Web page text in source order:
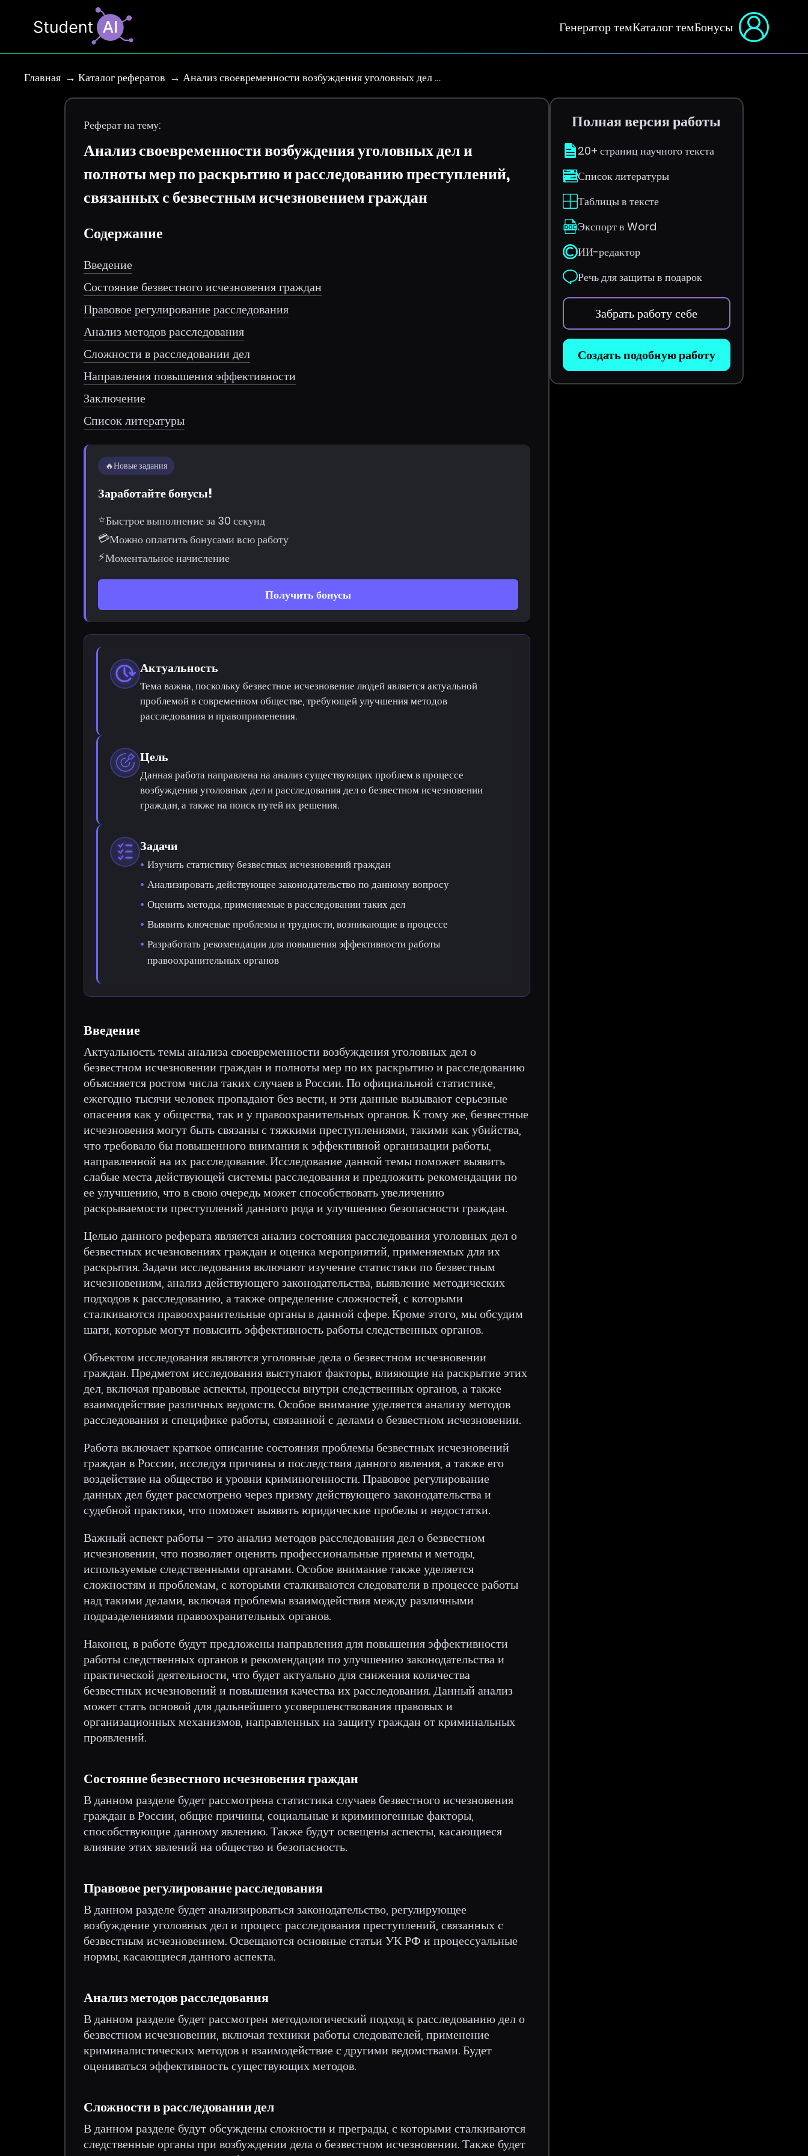
Генератор темКаталог темБонусы
Главная Каталог рефератов Анализ своевременности возбуждения уголовных дел …
Реферат на тему:
Анализ своевременности возбуждения уголовных дел и
полноты мер по раскрытию и расследованию преступлений,
связанных с безвестным исчезновением граждан
Содержание
Введение
Состояние безвестного исчезновения граждан
Правовое регулирование расследования
Анализ методов расследования
Сложности в расследовании дел
Направления повышения эффективности
Заключение
Список литературы
🔥Новые задания
Заработайте бонусы!
⭐Быстрое выполнение за 30 секунд
💳Можно оплатить бонусами всю работу
⚡Моментальное начисление
Получить бонусы
Актуальность
Тема важна, поскольку безвестное исчезновение людей является актуальной
проблемой в современном обществе, требующей улучшения методов
расследования и правоприменения.
Цель
Данная работа направлена на анализ существующих проблем в процессе
возбуждения уголовных дел и расследования дел о безвестном исчезновении
граждан, а также на поиск путей их решения.
Задачи
Изучить статистику безвестных исчезновений граждан
Анализировать действующее законодательство по данному вопросу
Оценить методы, применяемые в расследовании таких дел
Выявить ключевые проблемы и трудности, возникающие в процессе
Разработать рекомендации для повышения эффективности работы
правоохранительных органов
Введение
Актуальность темы анализа своевременности возбуждения уголовных дел о
безвестном исчезновении граждан и полноты мер по их раскрытию и расследованию
объясняется ростом числа таких случаев в России. По официальной статистике,
ежегодно тысячи человек пропадают без вести, и эти данные вызывают серьезные
опасения как у общества, так и у правоохранительных органов. К тому же, безвестные
исчезновения могут быть связаны с тяжкими преступлениями, такими как убийства,
что требовало бы повышенного внимания к эффективной организации работы,
направленной на их расследование. Исследование данной темы поможет выявить
слабые места действующей системы расследования и предложить рекомендации по
ее улучшению, что в свою очередь может способствовать увеличению
раскрываемости преступлений данного рода и улучшению безопасности граждан.
Целью данного реферата является анализ состояния расследования уголовных дел о
безвестных исчезновениях граждан и оценка мероприятий, применяемых для их
раскрытия. Задачи исследования включают изучение статистики по безвестным
исчезновениям, анализ действующего законодательства, выявление методических
подходов к расследованию, а также определение сложностей, с которыми
сталкиваются правоохранительные органы в данной сфере. Кроме этого, мы обсудим
шаги, которые могут повысить эффективность работы следственных органов.
Объектом исследования являются уголовные дела о безвестном исчезновении
граждан. Предметом исследования выступают факторы, влияющие на раскрытие этих
дел, включая правовые аспекты, процессы внутри следственных органов, а также
взаимодействие различных ведомств. Особое внимание уделяется анализу методов
расследования и специфике работы, связанной с делами о безвестном исчезновении.
Работа включает краткое описание состояния проблемы безвестных исчезновений
граждан в России, исследуя причины и последствия данного явления, а также его
воздействие на общество и уровни криминогенности. Правовое регулирование
данных дел будет рассмотрено через призму действующего законодательства и
судебной практики, что поможет выявить юридические пробелы и недостатки.
Важный аспект работы – это анализ методов расследования дел о безвестном
исчезновении, что позволяет оценить профессиональные приемы и методы,
используемые следственными органами. Особое внимание также уделяется
сложностям и проблемам, с которыми сталкиваются следователи в процессе работы
над такими делами, включая проблемы взаимодействия между различными
подразделениями правоохранительных органов.
Наконец, в работе будут предложены направления для повышения эффективности
работы следственных органов и рекомендации по улучшению законодательства и
практической деятельности, что будет актуально для снижения количества
безвестных исчезновений и повышения качества их расследования. Данный анализ
может стать основой для дальнейшего усовершенствования правовых и
организационных механизмов, направленных на защиту граждан от криминальных
проявлений.
Состояние безвестного исчезновения граждан
В данном разделе будет рассмотрена статистика случаев безвестного исчезновения
граждан в России, общие причины, социальные и криминогенные факторы,
способствующие данному явлению. Также будут освещены аспекты, касающиеся
влияние этих явлений на общество и безопасность.
Правовое регулирование расследования
В данном разделе будет анализироваться законодательство, регулирующее
возбуждение уголовных дел и процесс расследования преступлений, связанных с
безвестным исчезновением. Освещаются основные статьи УК РФ и процессуальные
нормы, касающиеся данного аспекта.
Анализ методов расследования
В данном разделе будет рассмотрен методологический подход к расследованию дел о
безвестном исчезновении, включая техники работы следователей, применение
криминалистических методов и взаимодействие с другими ведомствами. Будет
оцениваться эффективность существующих методов.
Сложности в расследовании дел
В данном разделе будут обсуждены сложности и преграды, с которыми сталкиваются
следственные органы при возбуждении дела о безвестном исчезновении. Также будет
Полная версия работы
20+ страниц научного текста
Список литературы
Таблицы в тексте
Экспорт в Word
ИИ-редактор
Речь для защиты в подарок
Забрать работу себе
Создать подобную работу